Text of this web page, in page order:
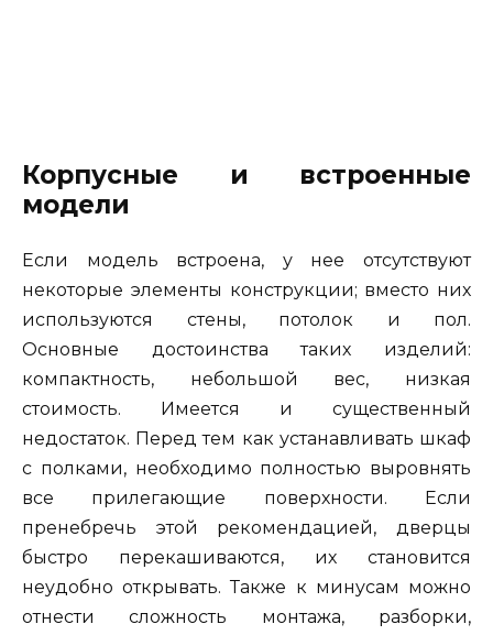
Корпусные и встроенные
модели
Если модель встроена, у нее отсутствуют
некоторые элементы конструкции; вместо них
используются стены, потолок и пол.
Основные достоинства таких изделий:
компактность, небольшой вес, низкая
стоимость. Имеется и существенный
недостаток. Перед тем как устанавливать шкаф
с полками, необходимо полностью выровнять
все прилегающие поверхности. Если
пренебречь этой рекомендацией, дверцы
быстро перекашиваются, их становится
неудобно открывать. Также к минусам можно
отнести сложность монтажа, разборки,